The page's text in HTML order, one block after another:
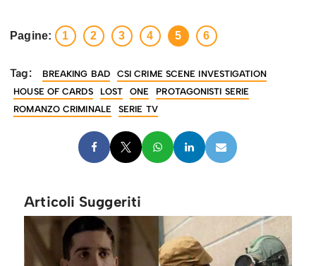
Pagine: 1 2 3 4 5 6
Tag: BREAKING BAD
CSI CRIME SCENE INVESTIGATION
HOUSE OF CARDS
LOST ONE
PROTAGONISTI SERIE
ROMANZO CRIMINALE
SERIE TV
Articoli Suggeriti